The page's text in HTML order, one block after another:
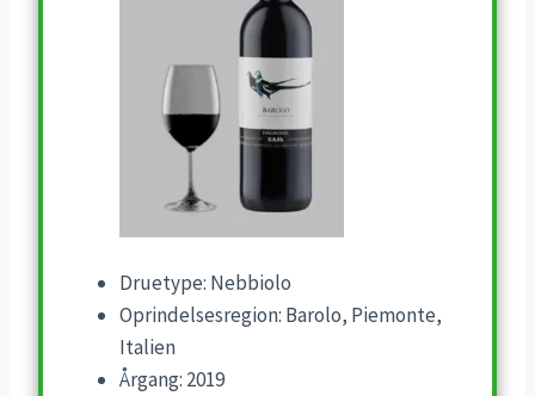
Druetype: Nebbiolo
Oprindelsesregion: Barolo, Piemonte,
Italien
Årgang: 2019